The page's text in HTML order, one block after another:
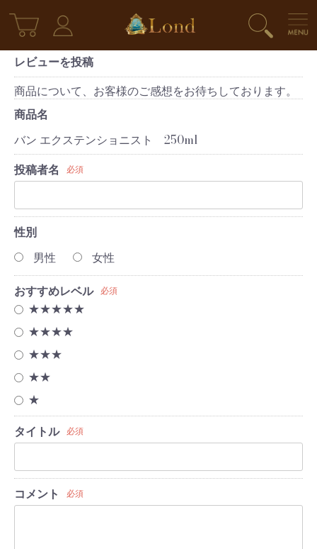
レビューを投稿
商品について、お客様のご感想をお待ちしております。
商品名
バン エクステンショニスト 250ml
投稿者名
必須
性別
男性
女性
おすすめレベル 必須
★★★★★
★★★★
★★★
★★
★
タイトル 必須
コメント 必須